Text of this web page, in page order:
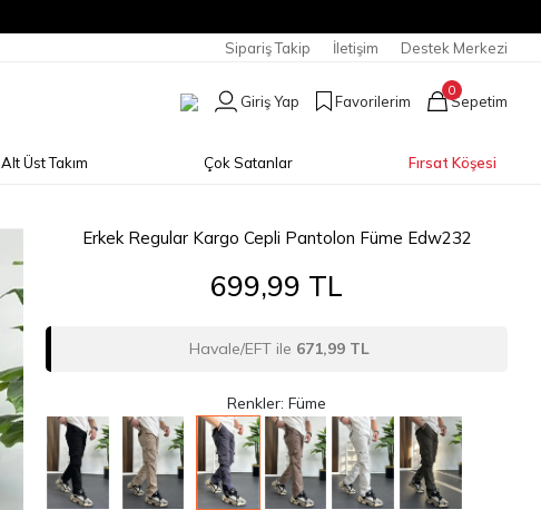
Sipariş Takip İletişim Destek Merkezi
Giriş Yap Favorilerim
0
Sepetim
Alt Üst Takım Çok Satanlar
Fırsat Köşesi
Erkek Regular Kargo Cepli Pantolon Füme Edw232
699,99 TL
Havale/EFT ile 671,99 TL
Renkler: Füme